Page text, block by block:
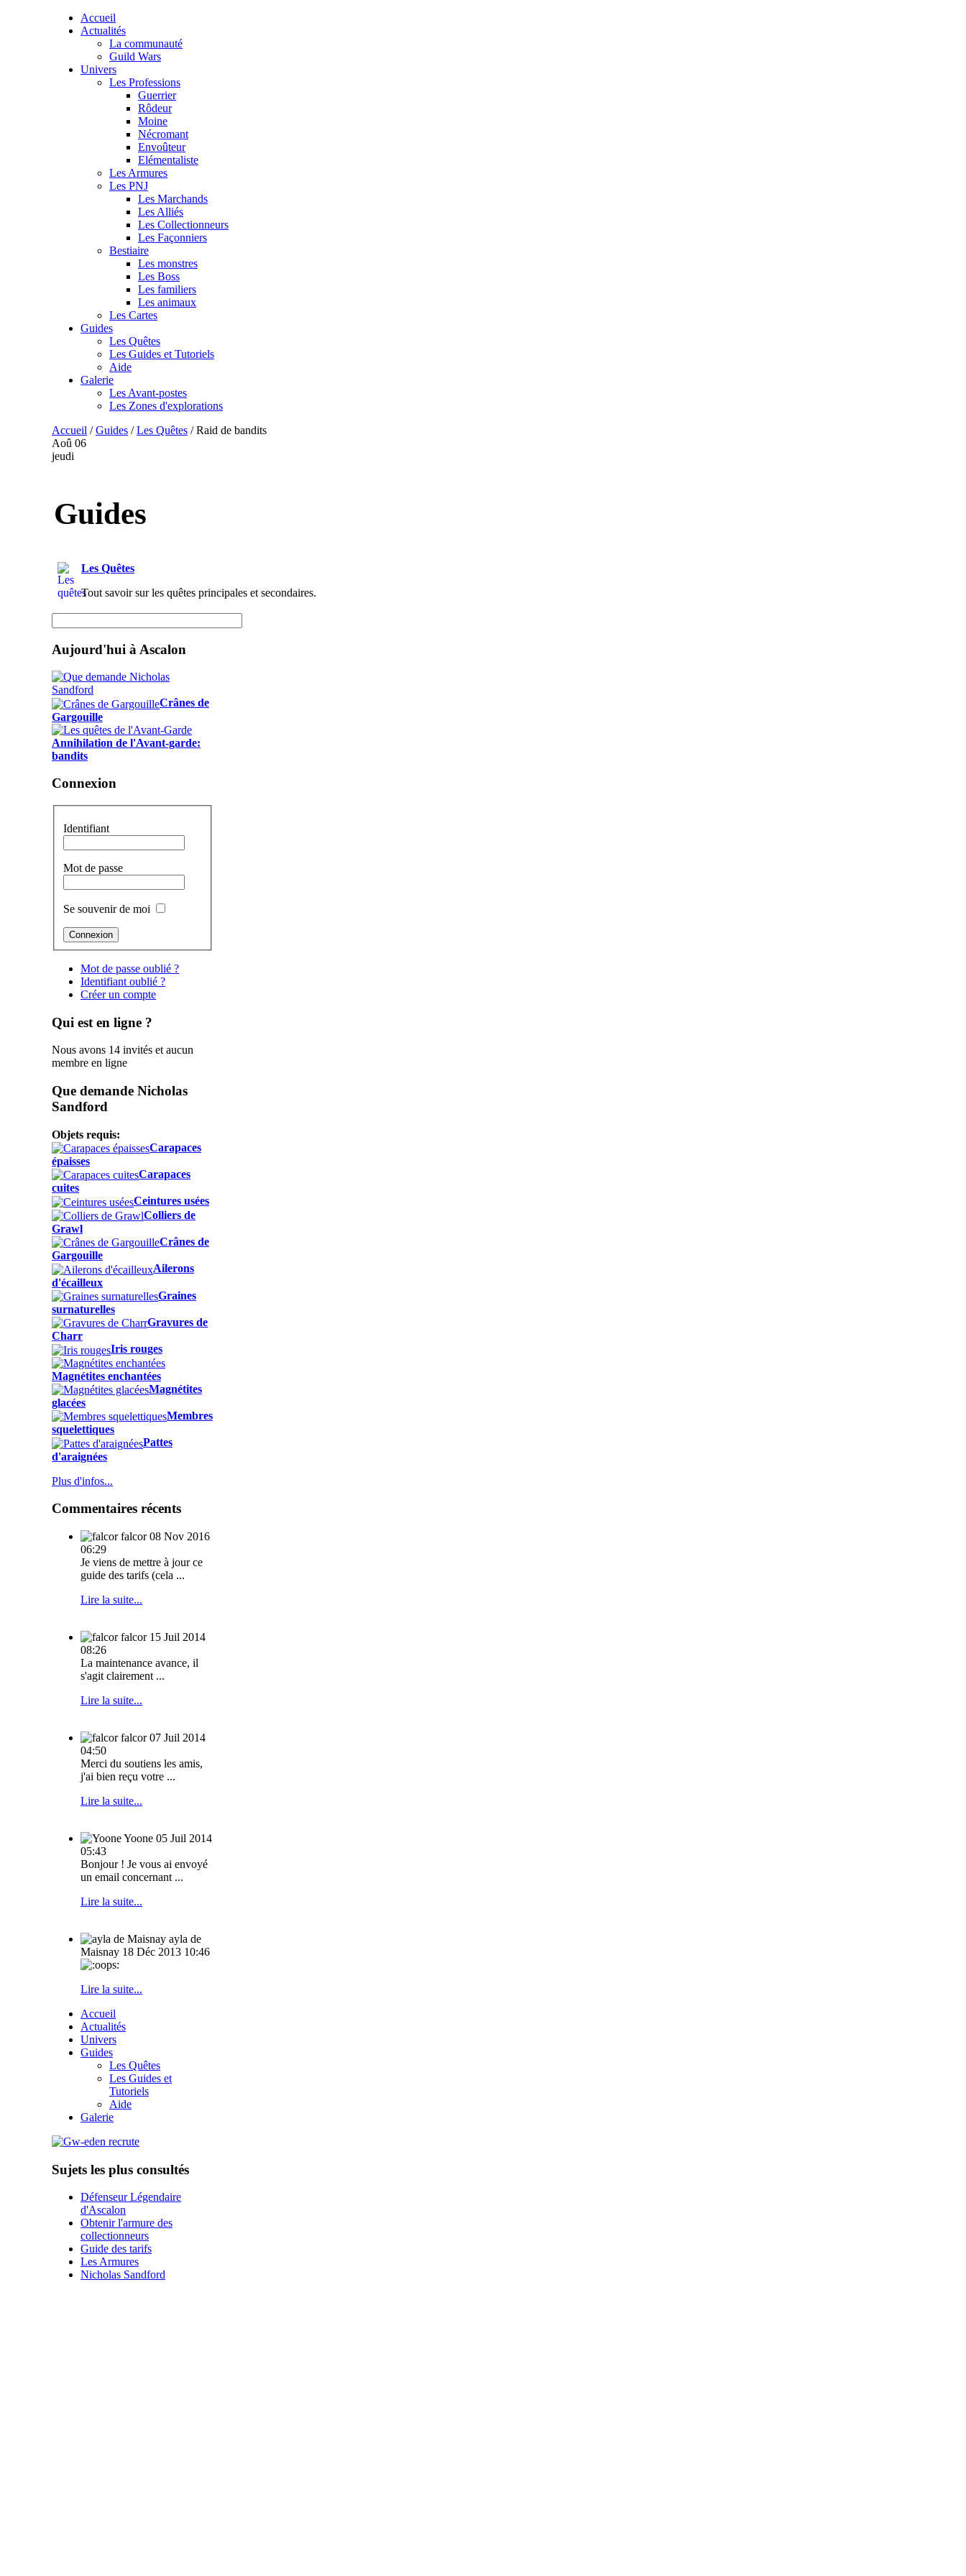
Accueil
Actualités
La communauté
Guild Wars
Univers
Les Professions
Guerrier
Rôdeur
Moine
Nécromant
Envoûteur
Elémentaliste
Les Armures
Les PNJ
Les Marchands
Les Alliés
Les Collectionneurs
Les Façonniers
Bestiaire
Les monstres
Les Boss
Les familiers
Les animaux
Les Cartes
Guides
Les Quêtes
Les Guides et Tutoriels
Aide
Galerie
Les Avant-postes
Les Zones d'explorations
Accueil /Guides /Les Quêtes /Raid de bandits
Aoû 06
jeudi
Guides
Les Quêtes
Tout savoir sur les quêtes principales et secondaires.
Aujourd'hui à Ascalon
Crânes de
Gargouille
Annihilation de l'Avant-garde:
bandits
Connexion
Identifiant
Mot de passe
Se souvenir de moi
Mot de passe oublié ?
Identifiant oublié ?
Créer un compte
Qui est en ligne ?
Nous avons 14 invités et aucun
membre en ligne
Que demande Nicholas
Sandford
Objets requis:
Carapaces
épaisses
Carapaces
cuites
Ceintures usées
Colliers de
Grawl
Crânes de
Gargouille
Ailerons
d'écailleux
Graines
surnaturelles
Gravures de
Charr
Iris rouges
Magnétites enchantées
Magnétites
glacées
Membres
squelettiques
Pattes
d'araignées
Plus d'infos...
Commentaires récents
falcor 08 Nov 2016
06:29
Je viens de mettre à jour ce
guide des tarifs (cela ...
Lire la suite...
falcor 15 Juil 2014
08:26
La maintenance avance, il
s'agit clairement ...
Lire la suite...
falcor 07 Juil 2014
04:50
Merci du soutiens les amis,
j'ai bien reçu votre ...
Lire la suite...
Yoone 05 Juil 2014
05:43
Bonjour ! Je vous ai envoyé
un email concernant ...
Lire la suite...
ayla de
Maisnay 18 Déc 2013 10:46
Lire la suite...
Accueil
Actualités
Univers
Guides
Les Quêtes
Les Guides et
Tutoriels
Aide
Galerie
Sujets les plus consultés
Défenseur Légendaire
d'Ascalon
Obtenir l'armure des
collectionneurs
Guide des tarifs
Les Armures
Nicholas Sandford